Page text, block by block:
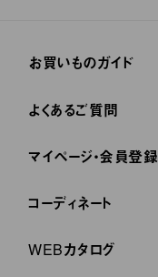
お買いものガイド
よくあるご質問
マイページ・会員登録
コーディネート
WEBカタログ